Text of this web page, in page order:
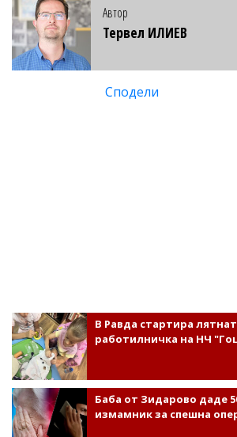
Автор
Тервел ИЛИЕВ
Сподели
В Равда стартира
работилничка на НЧ
Баба от Зидарово даде
измамник за спешна